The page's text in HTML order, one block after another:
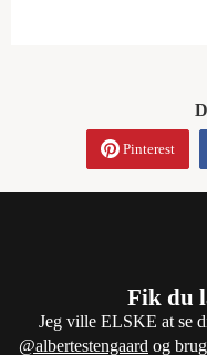
Pinterest
Fik du
Jeg ville ELSKE at se
@albertestengaard og